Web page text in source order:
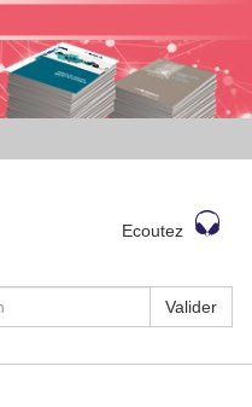
Ecoutez
Valider